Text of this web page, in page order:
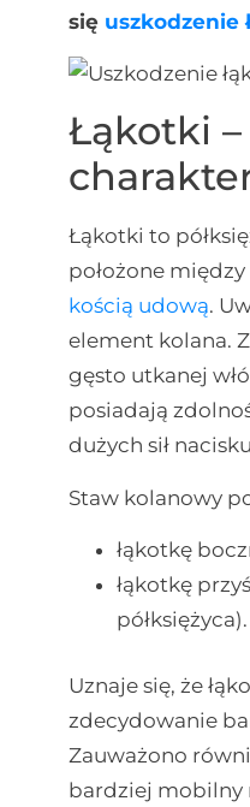
się uszkodzenie
Łąkotki –
Łąkotki to
położone między
kością udową.
element kolana.
gęsto utkanej
posiadają
dużych sił
Staw kolanowy
łąkotkę
łąkotkę
półksiężyca).
Uznaje się, że
zdecydowanie
Zauważono
bardziej mobilny